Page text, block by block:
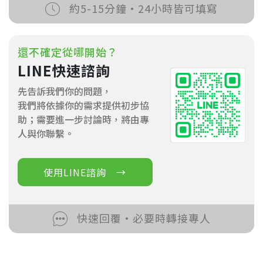
約5-15分鐘·24小時皆可填寫
還不確定從哪開始？
LINE快速諮詢
先告訴我們你的問題，
我們將依據你的需求提供初步協
助；需要進一步討論時，將由專
人與你聯繫。
使用LINE諮詢 →
快速回覆·必要時轉接專人